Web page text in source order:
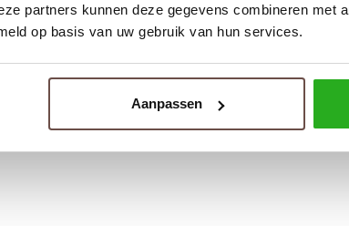
partners kunnen deze gegevens combineren met
op basis van uw gebruik van hun services.
Aanpassen